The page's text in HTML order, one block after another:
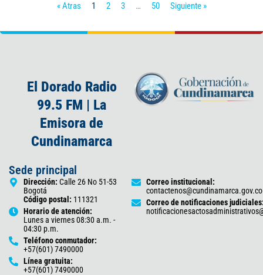
« Atras 1 2 3 … 50 Siguiente »
El Dorado Radio
99.5 FM | La
Emisora de
Cundinamarca
Sede principal
Dirección: Calle 26 No 51-53
Bogotá
Código postal: 111321
Horario de atención:
Lunes a viernes 08:30 a.m. -
04:30 p.m.
Teléfono conmutador:
+57(601) 7490000
Línea gratuita:
+57(601) 7490000
Correo institucional:
contactenos@cundinamarca.gov.co
Correo de notificaciones